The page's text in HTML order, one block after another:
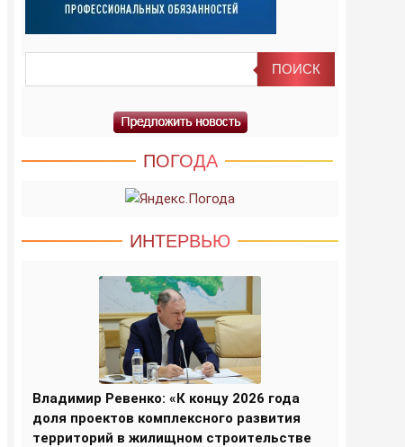
ПОГОДА
ИНТЕРВЬЮ
Владимир Ревенко: «К концу 2026 года
доля проектов комплексного развития
территорий в жилищном строительстве